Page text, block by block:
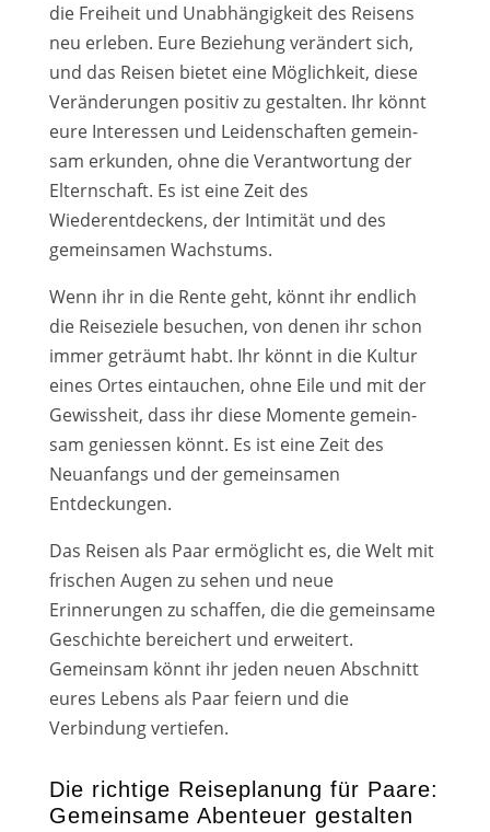
die Freiheit und Unabhängigkeit des Reisens
neu erle­ben. Eure Beziehung ver­än­dert sich,
und das Reisen bie­tet eine Möglichkeit, die­se
Veränderungen posi­tiv zu gestal­ten. Ihr könnt
eure Interessen und Leidenschaften gemein­
sam erkun­den, ohne die Verantwortung der
Elternschaft. Es ist eine Zeit des
Wiederentdeckens, der Intimität und des
gemein­sa­men Wachstums.
Wenn ihr in die Rente geht, könnt ihr end­lich
die Reiseziele besu­chen, von denen ihr schon
immer geträumt habt. Ihr könnt in die Kultur
eines Ortes ein­tau­chen, ohne Eile und mit der
Gewissheit, dass ihr die­se Momente gemein­
sam genies­sen könnt. Es ist eine Zeit des
Neuanfangs und der gemein­sa­men
Entdeckungen.
Das Reisen als Paar ermög­licht es, die Welt mit
fri­schen Augen zu sehen und neue
Erinnerungen zu schaf­fen, die die gemein­sa­me
Geschichte berei­chert und erwei­tert.
Gemeinsam könnt ihr jeden neu­en Abschnitt
eures Lebens als Paar fei­ern und die
Verbindung ver­tie­fen.
Die richtige Reiseplanung für Paare:
Gemeinsame Abenteuer gestalten